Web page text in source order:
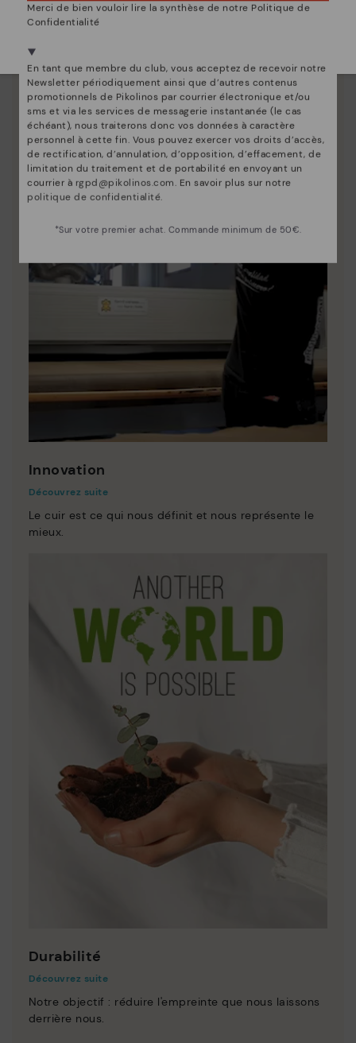
Découvrez suite
chaussure unique.
Innovation
Découvrez suite
Le cuir est ce qui nous définit et nous représente le
mieux.
Durabilité
Découvrez suite
Notre objectif : réduire l'empreinte que nous laissons
derrière nous.
Nous sommes présents dans plus de 29 boutiques
Merci de bien vouloir lire la synthèse de notre Politique de
Confidentialité
En tant que membre du club, vous acceptez de recevoir notre
Newsletter périodiquement ainsi que d’autres contenus
promotionnels de Pikolinos par courrier électronique et/ou
sms et via les services de messagerie instantanée (le cas
échéant), nous traiterons donc vos données à caractère
personnel à cette fin. Vous pouvez exercer vos droits d’accès,
de rectification, d’annulation, d’opposition, d’effacement, de
limitation du traitement et de portabilité en envoyant un
courrier à rgpd@pikolinos.com. En savoir plus sur notre
politique de confidentialité.
*Sur votre premier achat. Commande minimum de 50€.